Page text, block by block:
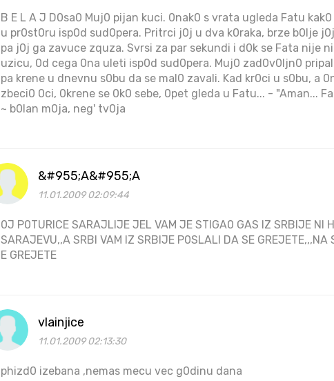
B E L A J D0sa0 Muj0 pijan kuci. 0nak0 s vrata ugleda Fatu
u pr0st0ru isp0d sud0pera. Pritrci j0j u dva k0raka, brze b0lje
pa j0j ga zavuce zquza. Svrsi za par sekundi i d0k se Fata nije
uzicu, 0d cega 0na uleti isp0d sud0pera. Muj0 zad0v0ljn0
pa krene u dnevnu s0bu da se mal0 zavali. Kad kr0ci u s0bu, a
zbeci0 0ci, 0krene se 0k0 sebe, 0pet gleda u Fatu... - "Aman...
~ b0lan m0ja, neg' tv0ja
&#955;A&#955;A
11.01.2009 02:09:44
0J P0TURICE SARAJLIJE JEL VAM JE STIGA0 GAS IZ SRBIJE NI
SARAJEVU,,A SRBI VAM IZ SRBIJE P0SLALI DA SE GREJETE,,,NA
E GREJETE
vlainjice
11.01.2009 02:13:30
phizd0 izebana ,nemas mecu vec g0dinu dana